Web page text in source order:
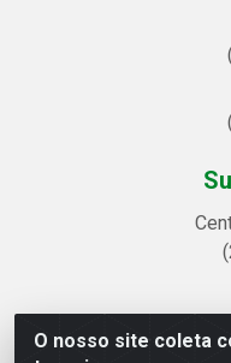
O nosso site coleta
Linhavix